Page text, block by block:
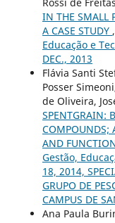
IN THE SMALL
A CASE STUDY ,
Educação e
DEC., 2013
Flávia Santi
Posser
de Oliveira,
SPENTGRAIN:
COMPOUNDS;
AND
Gestão,
18, 2014,
GRUPO DE
CAMPUS DE
Ana Paula